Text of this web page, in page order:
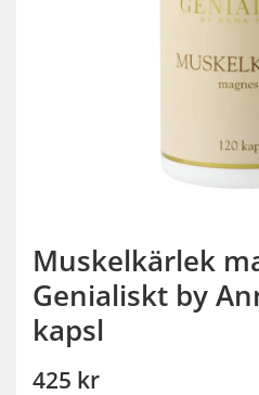
Muskelkärlek
Genialiskt by
kapsl
425 kr